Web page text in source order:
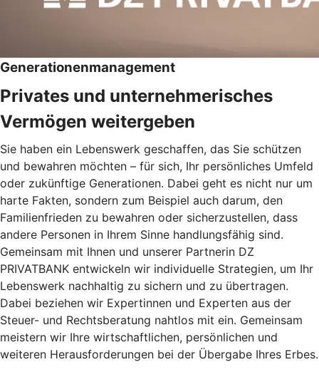
Generationenmanagement
Privates und unternehmerisches
Vermögen weitergeben
Sie haben ein Lebenswerk geschaffen, das Sie schützen
und bewahren möchten – für sich, Ihr persönliches Umfeld
oder zukünftige Generationen. Dabei geht es nicht nur um
harte Fakten, sondern zum Beispiel auch darum, den
Familienfrieden zu bewahren oder sicherzustellen, dass
andere Personen in Ihrem Sinne handlungsfähig sind.
Gemeinsam mit Ihnen und unserer Partnerin DZ
PRIVATBANK entwickeln wir individuelle Strategien, um Ihr
Lebenswerk nachhaltig zu sichern und zu übertragen.
Dabei beziehen wir Expertinnen und Experten aus der
Steuer- und Rechtsberatung nahtlos mit ein. Gemeinsam
meistern wir Ihre wirtschaftlichen, persönlichen und
weiteren Herausforderungen bei der Übergabe Ihres Erbes.